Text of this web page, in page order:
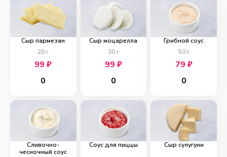
Сыр пармезан
20 г
99₽
0
Сыр моцарелла
30г
99 ₽
0
Грибной соус
50г
79 ₽
0
Сливочно-
чесночный соус
Соус для пиццы Сыр сулугуни